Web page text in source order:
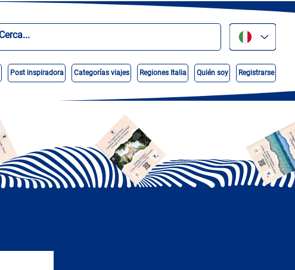
Post inspiradora Categorías viajes Regiones Italia Quién soy Registrarse